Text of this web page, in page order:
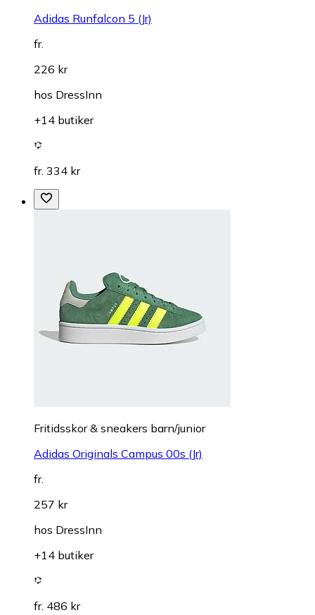
Adidas Runfalcon 5 (Jr)
fr.
226 kr
hos DressInn
+14 butiker
fr. 334 kr
Fritidsskor & sneakers barn/junior
Adidas Originals Campus 00s (Jr)
fr.
257 kr
hos DressInn
+14 butiker
fr. 486 kr